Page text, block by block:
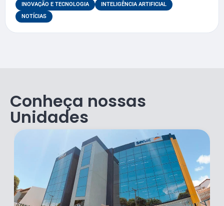
INOVAÇÃO E TECNOLOGIA
INTELIGÊNCIA ARTIFICIAL
NOTÍCIAS
Conheça nossas
Unidades